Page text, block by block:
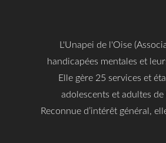
L'Unapei de l'Oise
handicapées mentales et
Elle gère 25 services et
adolescents et adultes
Reconnue d’intérêt général,